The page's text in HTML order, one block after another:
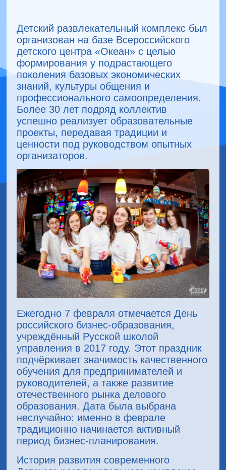
Детский развлекательный комплекс был
организован на базе Всероссийского
детского центра «Океан» с целью
формирования у подрастающего
поколения базовых экономических
знаний, культуры общения и
профессионального самоопределения.
Более 30 лет подряд коллектив
успешно реализует образовательные
проекты, передавая традиции и
ценности под руководством опытных
организаторов.
Ежегодно 7 февраля отмечается День
российского бизнес-образования,
учреждённый Русской школой
управления в 2017 году. Этот праздник
подчёркивает значимость качественного
обучения для предпринимателей и
руководителей, а также развитие
отечественного рынка делового
образования. Дата была выбрана
неслучайно: именно в феврале
традиционно начинается активный
период бизнес-планирования.
История развития современного